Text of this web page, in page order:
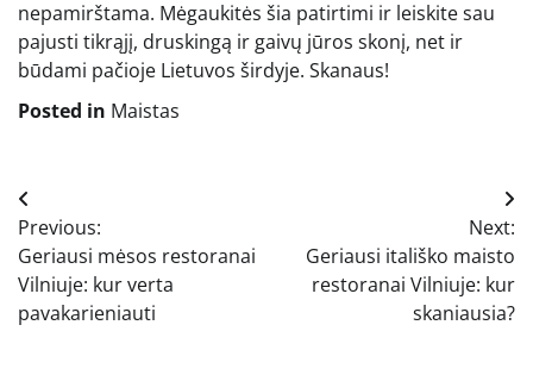
nepamirštama. Mėgaukitės šia patirtimi ir leiskite sau
pajusti tikrąjį, druskingą ir gaivų jūros skonį, net ir
būdami pačioje Lietuvos širdyje. Skanaus!
Posted in Maistas
Navigacija
tarp
įrašų
Previous:
Geriausi mėsos restoranai
Vilniuje: kur verta
pavakarieniauti
Next:
Geriausi itališko maisto
restoranai Vilniuje: kur
skaniausia?